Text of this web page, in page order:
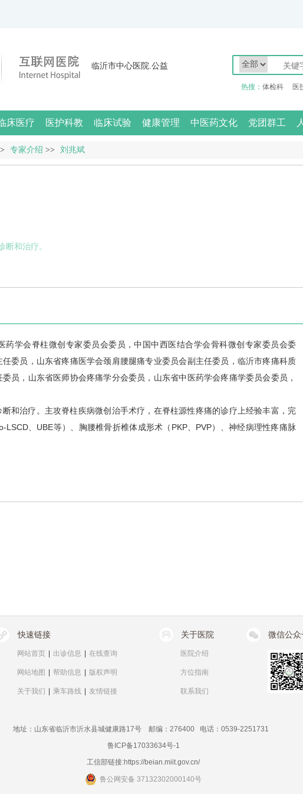
临沂市中心医院.公益
热搜： 体检科 医
床医疗 医护科教 临床试验 健康管理 中医药文化 党团群工
专家介绍 >> 刘兆斌
断和治疗。
药学会脊柱微创专家委员会委员，中国中西医结合学会骨科微创专家委员会委
委员，山东省疼痛医学会颈肩腰腿痛专业委员会副主任委员，临沂市疼痛科质
员，山东省医师协会疼痛学分会委员，山东省中医药学会疼痛学委员会委员，
和治疗。主攻脊柱疾病微创治手术疗，在脊柱源性疼痛的诊疗上经验丰富，完
、UBE等）、胸腰椎骨折椎体成形术（PKP、PVP）、神经病理性疼痛脉
快速链接
网站首页 出诊信息 在线查询
网站地图 帮助信息 版权声明
关于我们 乘车路线 友情链接
关于医院
医院介绍
方位指南
联系我们
微信公众
地址：山东省临沂市沂水县城健康路17号 邮编：276400 电话：0539-2251731
鲁ICP备17033634号-1
工信部链接:https://beian.miit.gov.cn/
鲁公网安备 37132302000140号